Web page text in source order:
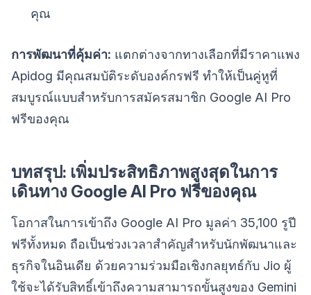
คุณ
การพัฒนาที่คุ้มค่า: แตกต่างจากทางเลือกที่มีราคาแพง
Apidog มีคุณสมบัติระดับองค์กรฟรี ทำให้เป็นคู่หูที่
สมบูรณ์แบบสำหรับการสมัครสมาชิก Google AI Pro
ฟรีของคุณ
บทสรุป: เพิ่มประสิทธิภาพสูงสุดในการ
เดินทาง Google AI Pro ฟรีของคุณ
โอกาสในการเข้าถึง Google AI Pro มูลค่า 35,100 รูปี
ฟรีทั้งหมด ถือเป็นช่วงเวลาสำคัญสำหรับนักพัฒนาและ
ธุรกิจในอินเดีย ด้วยความร่วมมือเชิงกลยุทธ์กับ Jio ผู้
ใช้จะได้รับสิทธิ์เข้าถึงความสามารถขั้นสูงของ Gemini